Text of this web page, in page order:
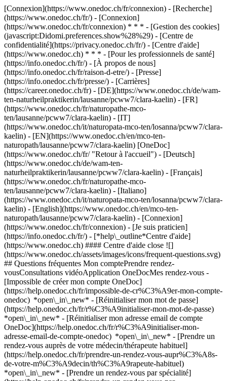
[Connexion](https://www.onedoc.ch/fr/connexion) - [Recherche]
(https://www.onedoc.ch/fr/) - [Connexion]
(https://www.onedoc.ch/fr/connexion) * * * - [Gestion des cookies]
(javascript:Didomi.preferences.show%28%29) - [Centre de
confidentialité](https://privacy.onedoc.ch/fr/) - [Centre d'aide]
(https://www.onedoc.ch) * * * - [Pour les professionnels de santé]
(https://info.onedoc.ch/fr/) - [À propos de nous]
(https://info.onedoc.ch/fr/raison-d-etre/) - [Presse]
(https://info.onedoc.ch/fr/presse/) - [Carrières]
(https://career.onedoc.ch/fr) - [DE](https://www.onedoc.ch/de/wam-
ten-naturheilpraktikerin/lausanne/pcww7/clara-kaelin) - [FR]
(https://www.onedoc.ch/fr/naturopathe-mco-
ten/lausanne/pcww7/clara-kaelin) - [IT]
(https://www.onedoc.ch/it/naturopata-mco-ten/losanna/pcww7/clara-
kaelin) - [EN](https://www.onedoc.ch/en/mco-ten-
naturopath/lausanne/pcww7/clara-kaelin) [OneDoc]
(https://www.onedoc.ch/fr/ "Retour à l'accueil") - [Deutsch]
(https://www.onedoc.ch/de/wam-ten-
naturheilpraktikerin/lausanne/pcww7/clara-kaelin) - [Français]
(https://www.onedoc.ch/fr/naturopathe-mco-
ten/lausanne/pcww7/clara-kaelin) - [Italiano]
(https://www.onedoc.ch/it/naturopata-mco-ten/losanna/pcww7/clara-
kaelin) - [English](https://www.onedoc.ch/en/mco-ten-
naturopath/lausanne/pcww7/clara-kaelin) - [Connexion]
(https://www.onedoc.ch/fr/connexion) - [Je suis praticien]
(https://info.onedoc.ch/fr/) - [*help\_outline*Centre d'aide]
(https://www.onedoc.ch) #### Centre d'aide close ![]
(https://www.onedoc.ch/assets/images/icons/frequent-questions.svg)
## Questions fréquentes Mon comptePrendre rendez-
vousConsultations vidéoApplication OneDocMes rendez-vous -
[Impossible de créer mon compte OneDoc]
(https://help.onedoc.ch/fr/impossible-de-cr%C3%A9er-mon-compte-
onedoc) *open\_in\_new* - [Réinitialiser mon mot de passe]
(https://help.onedoc.ch/fr/r%C3%A9initialiser-mon-mot-de-passe)
*open\_in\_new* - [Réinitialiser mon adresse email de compte
OneDoc](https://help.onedoc.ch/fr/r%C3%A9initialiser-mon-
adresse-email-de-compte-onedoc) *open\_in\_new* - [Prendre un
rendez-vous auprès de votre médecin/thérapeute habituel]
(https://help.onedoc.ch/fr/prendre-un-rendez-vous-aupr%C3%A8s-
de-votre-m%C3%A9decin/th%C3%A9rapeute-habituel)
*open\_in\_new* - [Prendre un rendez-vous par spécialité]